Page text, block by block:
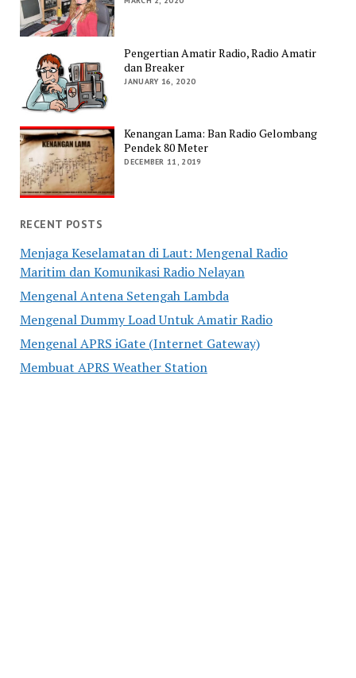
Pengertian Amatir Radio, Radio Amatir
dan Breaker
JANUARY 16, 2020
Kenangan Lama: Ban Radio Gelombang
Pendek 80 Meter
DECEMBER 11, 2019
RECENT POSTS
Menjaga Keselamatan di Laut: Mengenal Radio
Maritim dan Komunikasi Radio Nelayan
Mengenal Antena Setengah Lambda
Mengenal Dummy Load Untuk Amatir Radio
Mengenal APRS iGate (Internet Gateway)
Membuat APRS Weather Station